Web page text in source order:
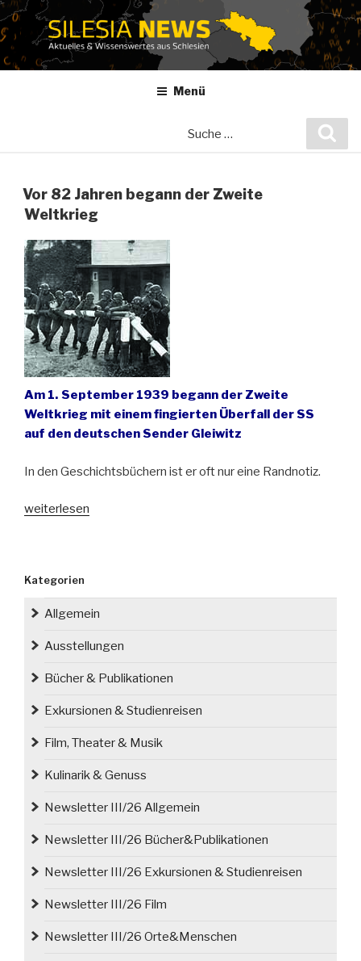
Zum
Inhalt
springen
Menü
Vor 82 Jahren begann der Zweite
Weltkrieg
Am 1. September 1939 begann der Zweite
Weltkrieg mit einem fingierten Überfall der SS
auf den deutschen Sender Gleiwitz
In den Geschichtsbüchern ist er oft nur eine Randnotiz.
„Vor
der
Zweite
weiterlesen
Kategorien
Allgemein
Ausstellungen
Bücher & Publikationen
Exkursionen & Studienreisen
Film, Theater & Musik
Kulinarik & Genuss
Newsletter III/26 Allgemein
Newsletter III/26 Bücher&Publikationen
Newsletter III/26 Exkursionen & Studienreisen
Newsletter III/26 Film
Newsletter III/26 Orte&Menschen